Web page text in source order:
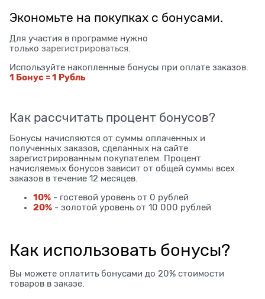
Экономьте на покупках с бонусами.
Для участия в программе нужно
только зарегистрироваться
Используйте накопленные бонусы при оплате заказов.
1 Бонус = 1 Рубль
Как рассчитать процент бонусов?
Бонусы начисляются от суммы оплаченных и
полученных заказов, сделанных на сайте
зарегистрированным покупателем. Процент
начисляемых бонусов зависит от общей суммы всех
заказов в течение 12 месяцев.
10% - гостевой уровень от 0 рублей
20% - золотой уровень от 10 000 рублей
Как использовать бонусы?
Вы можете оплатить бонусами до 20% стоимости
товаров в заказе.